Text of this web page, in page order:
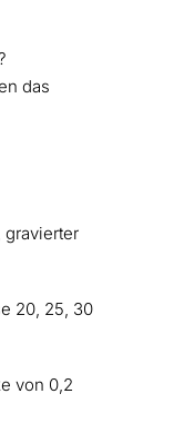
das
gravierter
20, 25, 30
von 0,2